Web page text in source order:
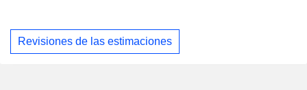
Revisiones de las estimaciones